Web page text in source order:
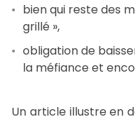
bien qui reste des
grillé »,
obligation de
la méfiance et
Un article illustre en